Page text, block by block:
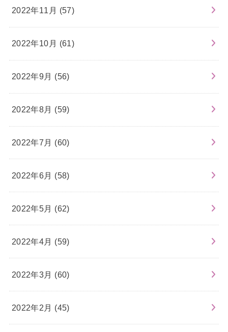
2022年11月 (57)
2022年10月 (61)
2022年9月 (56)
2022年8月 (59)
2022年7月 (60)
2022年6月 (58)
2022年5月 (62)
2022年4月 (59)
2022年3月 (60)
2022年2月 (45)